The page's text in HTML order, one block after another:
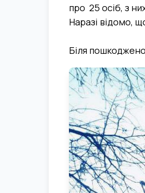
про 25 осіб, з
Наразі відомо,
Біля